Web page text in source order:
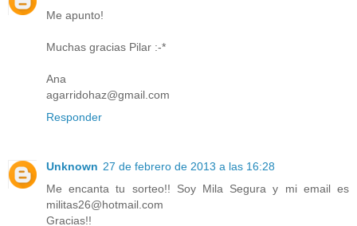
Me apunto!
Muchas gracias Pilar :-*
Ana
agarridohaz@gmail.com
Responder
Unknown 27 de febrero de 2013 a las 16:28
Me encanta tu sorteo!! Soy Mila Segura y mi email es
militas26@hotmail.com
Gracias!!